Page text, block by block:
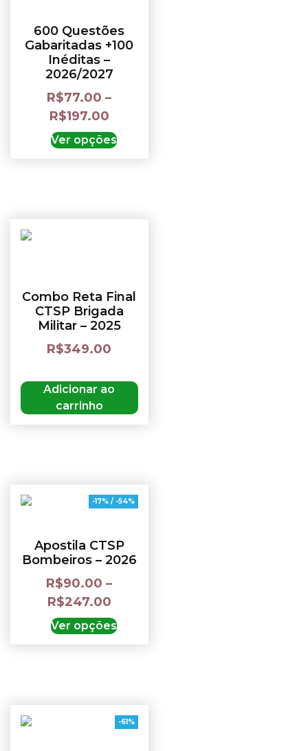
600 Questões
Gabaritadas +100
Inéditas –
2026/2027
R$77.00 –
R$197.00
Ver opções
Combo Reta Final
CTSP Brigada
Militar – 2025
R$349.00
Adicionar ao
carrinho
-17% / -54%
Apostila CTSP
Bombeiros – 2026
R$90.00 –
R$247.00
Ver opções
-61%